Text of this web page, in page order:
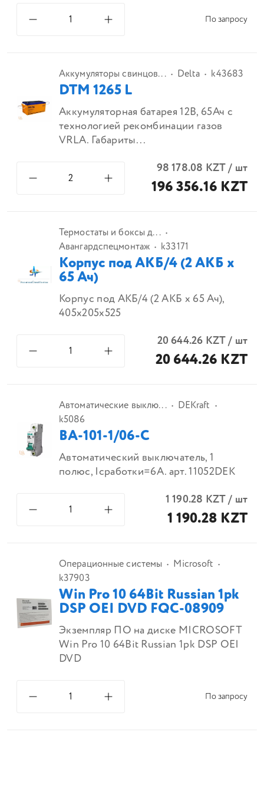
По запросу
Аккумуляторы свинцов... Delta k43683
DTM 1265 L
Аккумуляторная батарея 12В, 65Ач с
технологией рекомбинации газов
VRLA. Габариты...
98 178.08 KZT/ шт
196 356.16 KZT
Термостаты и боксы д...
Авангардспецмонтаж
k33171
Корпус под АКБ/4 (2 АКБ х
65 Ач)
Корпус под АКБ/4 (2 АКБ х 65 Ач),
405х205х525
20 644.26 KZT/ шт
20 644.26 KZT
Автоматические выклю...
DEKraft
k5086
ВА-101-1/06-С
Автоматический выключатель, 1
полюс, Iсработки=6А. арт. 11052DEK
1 190.28 KZT/ шт
1 190.28 KZT
Операционные системы
Microsoft
k37903
Win Pro 10 64Bit Russian 1pk
DSP OEI DVD FQC-08909
Экземпляр ПО на диске MICROSOFT
Win Pro 10 64Bit Russian 1pk DSP OEI
DVD
По запросу